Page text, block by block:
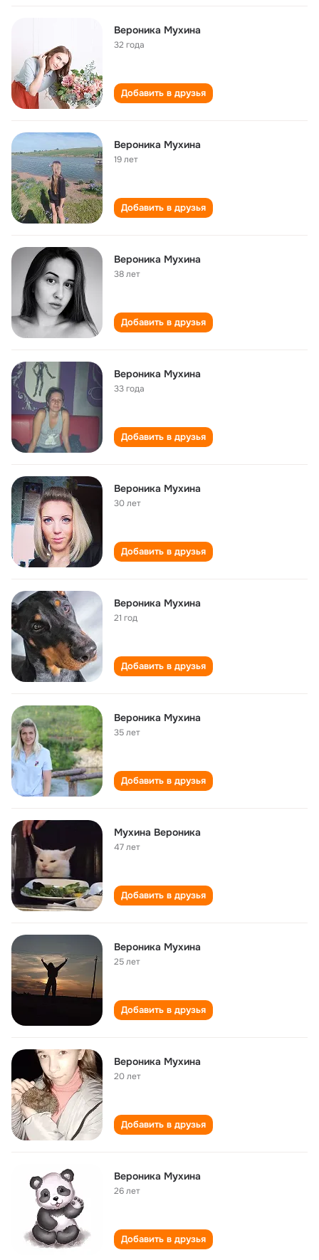
Вероника Мухина
32 года
Добавить в друзья
Вероника Мухина
19 лет
Добавить в друзья
Вероника Мухина
38 лет
Добавить в друзья
Вероника Мухина
33 года
Добавить в друзья
Вероника Мухина
30 лет
Добавить в друзья
Вероника Мухина
21 год
Добавить в друзья
Вероника Мухина
35 лет
Добавить в друзья
Мухина Вероника
47 лет
Добавить в друзья
Вероника Мухина
25 лет
Добавить в друзья
Вероника Мухина
20 лет
Добавить в друзья
Вероника Мухина
26 лет
Добавить в друзья